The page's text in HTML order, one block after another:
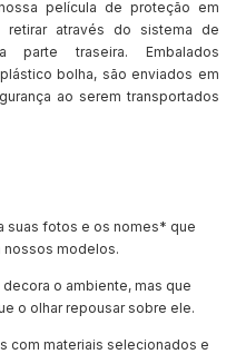
película de proteção em
através do sistema de
parte traseira. Embalados
bolha, são enviados em
ao serem transportados
suas fotos e os nomes* que
nossos modelos.
o ambiente, mas que
o olhar repousar sobre ele.
com materiais selecionados e